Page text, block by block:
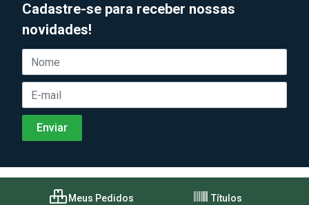
Cadastre-se para receber nossas
novidades!
Meus Pedidos Títulos